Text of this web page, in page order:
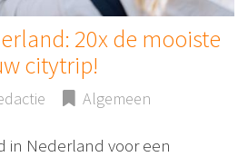
20x de mooiste
citytrip!
Algemeen
in Nederland voor een